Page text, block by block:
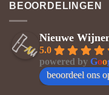
BEOORDELINGEN
Nieuwe
5.0
powered by Goo
beoordeel ons